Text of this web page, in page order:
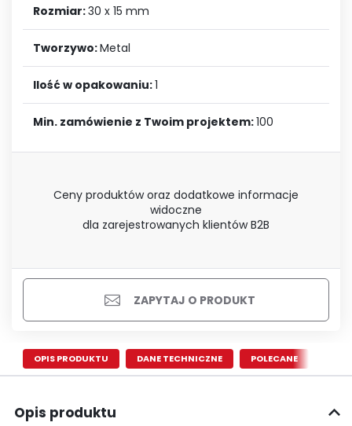
Rozmiar:30 x 15 mm
Tworzywo:Metal
Ilość w opakowaniu:1
Min. zamówienie z Twoim projektem:100
Ceny produktów oraz dodatkowe informacje
widoczne
dla zarejestrowanych klientów B2B
ZAPYTAJ O PRODUKT
OPIS PRODUKTU DANE TECHNICZNE POLECANE
Opis produktu